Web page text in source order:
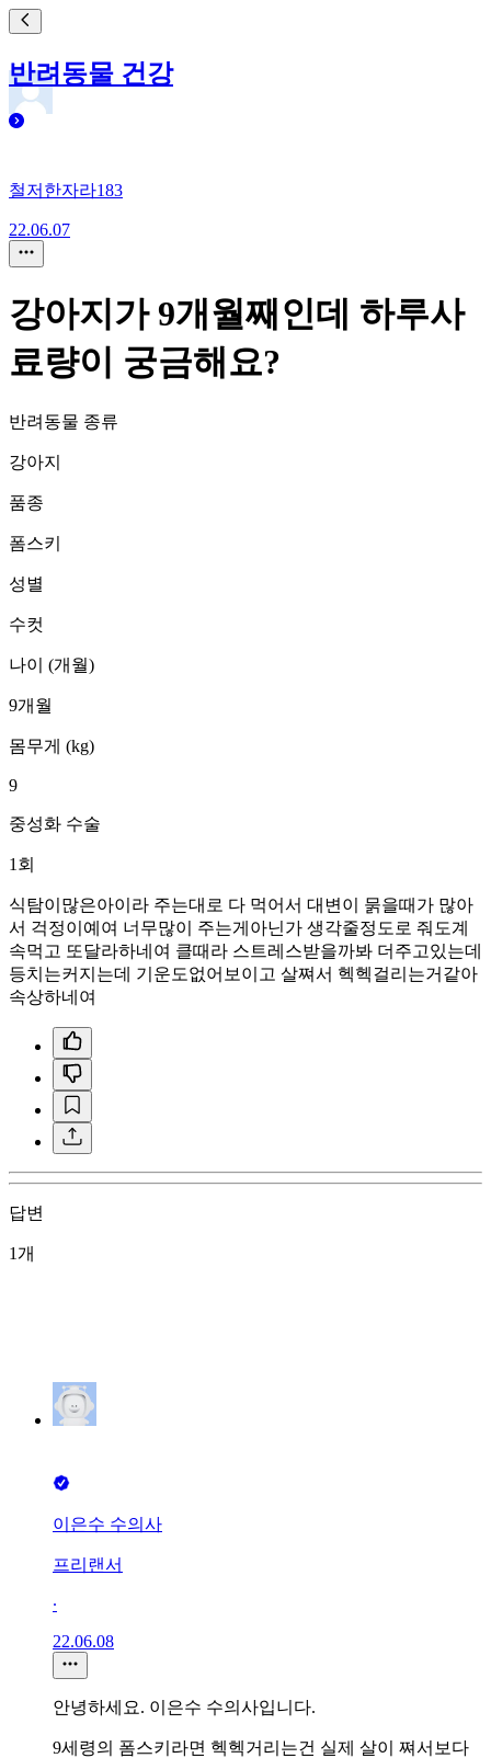
반려동물 건강
철저한자라183
22.06.07
강아지가 9개월째인데 하루사
료량이 궁금해요?
반려동물 종류
강아지
품종
폼스키
성별
수컷
나이 (개월)
9개월
몸무게 (kg)
9
중성화 수술
1회
식탐이많은아이라 주는대로 다 먹어서 대변이 묽을때가 많아
서 걱정이예여 너무많이 주는게아닌가 생각줄정도로 줘도계
속먹고 또달라하네여 클때라 스트레스받을까봐 더주고있는데
등치는커지는데 기운도없어보이고 살쪄서 헥헥걸리는거같아
속상하네여
답변
1개
이은수 수의사
프리랜서
∙
22.06.08
안녕하세요. 이은수 수의사입니다.
9세령의 폼스키라면 헥헥거리는건 실제 살이 쪄서보다